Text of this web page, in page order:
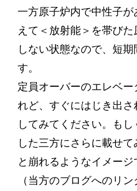
一方原子炉内で中性子
えて＜放射能＞を帯び
しない状態なので、短
す。
定員オーバーのエレベ
れど、すぐにはじき出
してみてください。も
した三方にさらに載せ
と崩れるようなイメージ
（当方のブログへのリ